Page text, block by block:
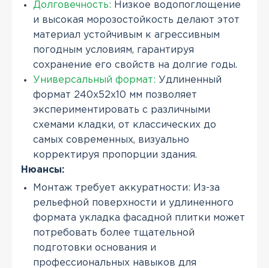
Долговечность: Низкое водопоглощение
и высокая морозостойкость делают этот
материал устойчивым к агрессивным
погодным условиям, гарантируя
сохранение его свойств на долгие годы.
Универсальный формат: Удлиненный
формат 240x52x10 мм позволяет
экспериментировать с различными
схемами кладки, от классических до
самых современных, визуально
корректируя пропорции здания.
Нюансы:
Монтаж требует аккуратности: Из-за
рельефной поверхности и удлиненного
формата укладка фасадной плитки может
потребовать более тщательной
подготовки основания и
профессиональных навыков для